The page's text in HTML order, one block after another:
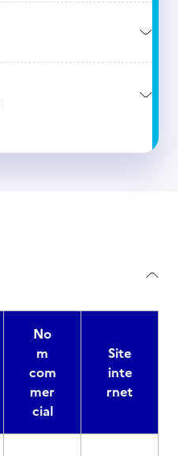
No
m
com
mer
cial
Site
inte
rnet